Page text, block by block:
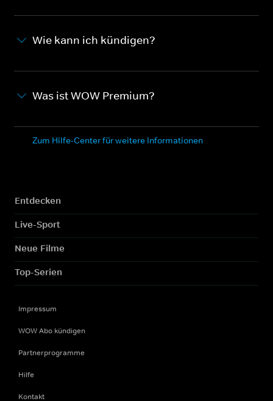
Wie kann ich kündigen?
Was ist WOW Premium?
Zum Hilfe-Center für weitere Informationen
Entdecken
Live-Sport
Neue Filme
Top-Serien
Impressum
WOW Abo kündigen
Partnerprogramme
Hilfe
Kontakt